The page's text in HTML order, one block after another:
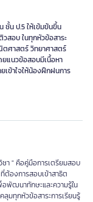
ชั้น ป.5 ให้เข้มข้นขึ้น
สอบ ในทุกหัวข้อสาระ
ตศาสตร์ วิทยาศาสตร์
แนวข้อสอบมีเนื้อหา
เข้าใจให้น้องฝึกฝนการ
า " คือคู่มือการเตรียมสอบ
ต้องการสอบเข้าสาธิต
อพัฒนาทักษะและความรู้ใน
มทุกหัวข้อสาระการเรียนรู้